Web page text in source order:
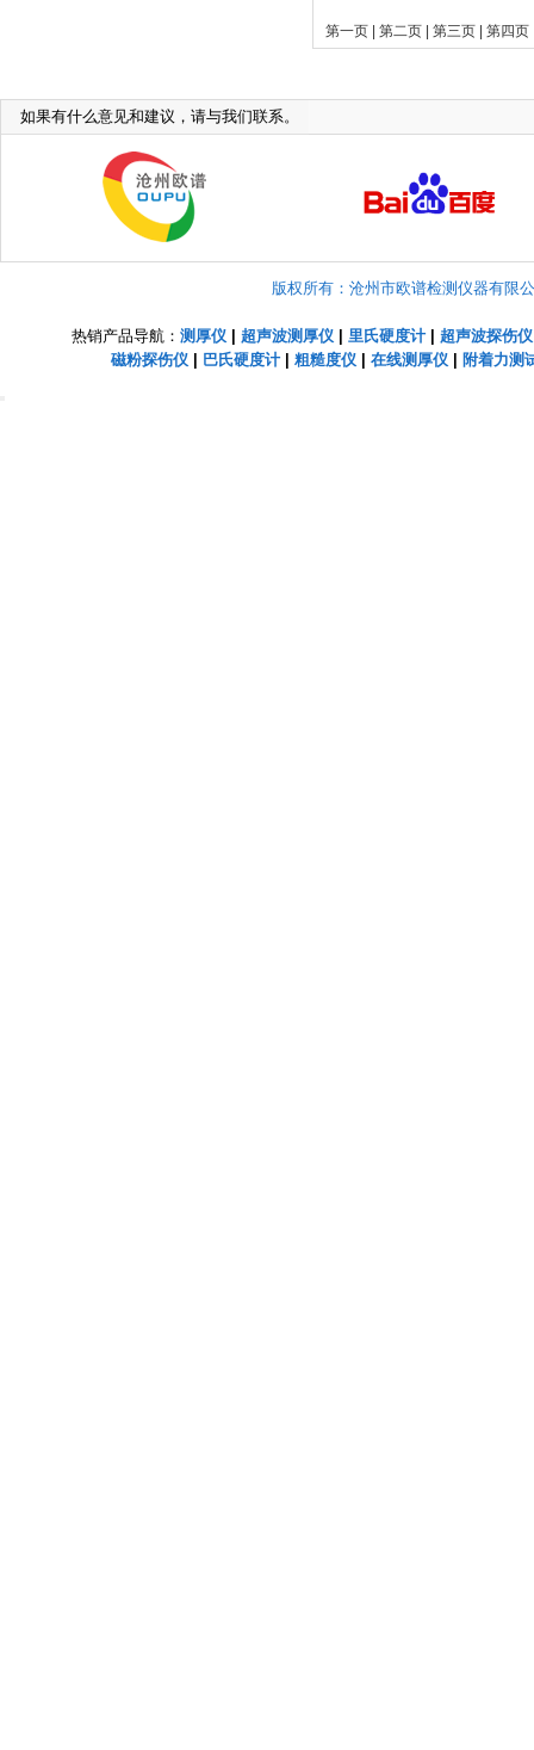
第一页 第二页 第三页 第四页
如果有什么意见和建议，请与我们联系。
版权所有：沧州市欧谱检测仪器有限
热销产品导航： 测厚仪 超声波测厚仪 里氏硬度计| 超声波探伤仪
磁粉探伤仪| 巴氏硬度计| 粗糙度仪| 在线测厚仪| 附着力测